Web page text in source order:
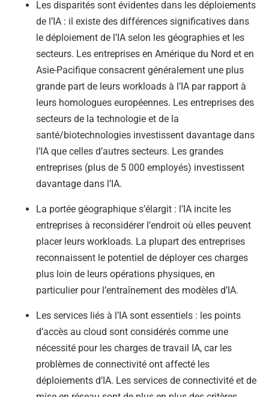
Les disparités sont évidentes dans les déploiements
de l’IA : il existe des différences significatives dans
le déploiement de l’IA selon les géographies et les
secteurs. Les entreprises en Amérique du Nord et en
Asie-Pacifique consacrent généralement une plus
grande part de leurs workloads à l’IA par rapport à
leurs homologues européennes. Les entreprises des
secteurs de la technologie et de la
santé/biotechnologies investissent davantage dans
l’IA que celles d’autres secteurs. Les grandes
entreprises (plus de 5 000 employés) investissent
davantage dans l’IA.
La portée géographique s’élargit : l’IA incite les
entreprises à reconsidérer l’endroit où elles peuvent
placer leurs workloads. La plupart des entreprises
reconnaissent le potentiel de déployer ces charges
plus loin de leurs opérations physiques, en
particulier pour l’entraînement des modèles d’IA.
Les services liés à l’IA sont essentiels : les points
d’accès au cloud sont considérés comme une
nécessité pour les charges de travail IA, car les
problèmes de connectivité ont affecté les
déploiements d’IA. Les services de connectivité et de